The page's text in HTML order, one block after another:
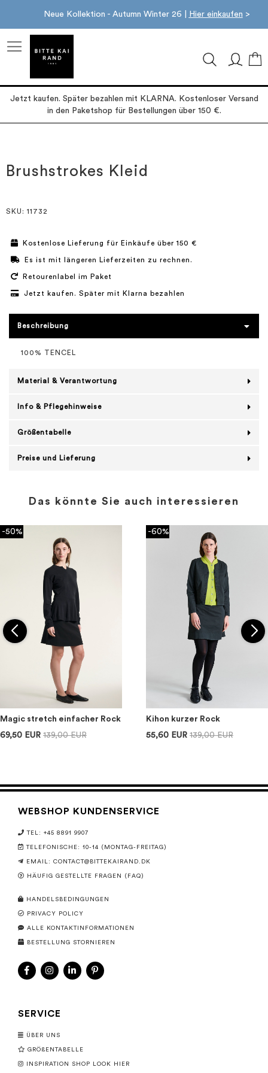
Neue Kollektion - Autumn Winter 26 | Hier einkaufen >
Jetzt kaufen. Später bezahlen mit KLARNA. Kostenloser Versand
in den Paketshop für Bestellungen über 150 €.
der
Bildgalerie
der
Bildgalerie
Brushstrokes Kleid
SKU : 11732
Kostenlose Lieferung für Einkäufe über 150 €
Es ist mit längeren Lieferzeiten zu rechnen.
Retourenlabel im Paket
Jetzt kaufen. Später mit Klarna bezahlen
Beschreibung
100% TENCEL
Material & Verantwortung
Info & Pflegehinweise
Größentabelle
Preise und Lieferung
Das könnte Sie auch interessieren
-50%
Magic stretch einfacher Rock
69,50 EUR 139,00 EUR
-60%
Kihon kurzer Rock
55,60 EUR 139,00 EUR
WEBSHOP KUNDENSERVICE
TEL: +45 8891 9907
TELEFONISCHE: 10-14 (MONTAG-FREITAG)
EMAIL: CONTACT@BITTEKAIRAND.DK
HÄUFIG GESTELLTE FRAGEN (FAQ)
HANDELSBEDINGUNGEN
PRIVACY POLICY
ALLE KONTAKTINFORMATIONEN
BESTELLUNG STORNIEREN
SERVICE
ÜBER UNS
GRÖßENTABELLE
INSPIRATION SHOP LOOK HIER